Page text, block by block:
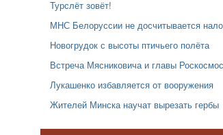
Турслёт зовёт!
МНС Белоруссии не досчитывается
Новогрудок с высоты птичьего полёта
Встреча Мясниковича и главы
Лукашенко избавляется от вооружения
Жителей Минска научат вырезать гербы